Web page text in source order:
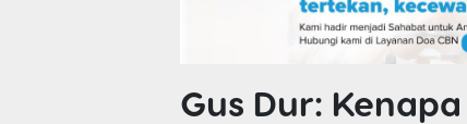
Gus Dur: